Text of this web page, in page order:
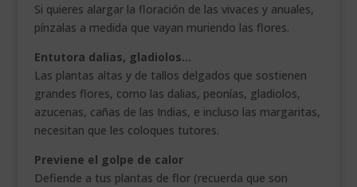
Si quieres alargar la floración de las vivaces y anuales,
pínzalas a medida que vayan muriendo las flores.
Entutora dalias, gladiolos…
Las plantas altas y de tallos delgados que sostienen
grandes flores, como las dalias, peonías, gladiolos,
azucenas, cañas de las Indias, e incluso las margaritas,
necesitan que les coloques tutores.
Previene el golpe de calor
Defiende a tus plantas de flor (recuerda que son